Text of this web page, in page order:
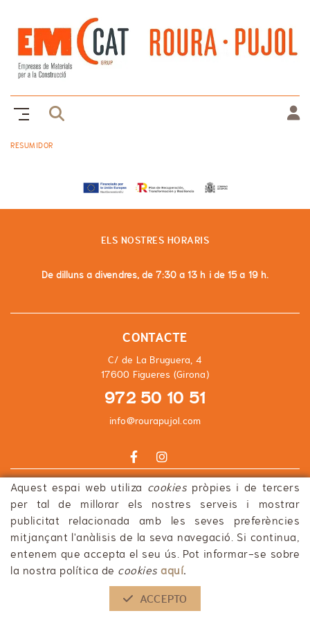
RESUMIDOR
ELS NOSTRES HORARIS
De dilluns a divendres, de 7:30 a 13 h i de 15 a 19 h.
CONTACTE
C/ de La Bruguera, 4
17600 Figueres (Girona)
972 50 10 51
info@rourapujol.com
POLÍTICA DE COOKIES AVÍS LEGAL
CONDICIONS
DECLARACIÓ D'ACCESSIBILITAT
Aquest espai web utiliza cookies pròpies i de tercers
per tal de millorar els nostres serveis i mostrar
publicitat relacionada amb les seves preferències
mitjançant l'anàlisis de la seva navegació. Si continua,
entenem que accepta el seu ús. Pot informar-se sobre
la nostra política de cookiesaquí.
ACCEPTO